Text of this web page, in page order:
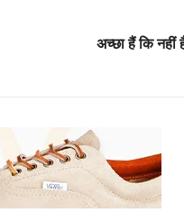
अच्छा हैं कि नहीं